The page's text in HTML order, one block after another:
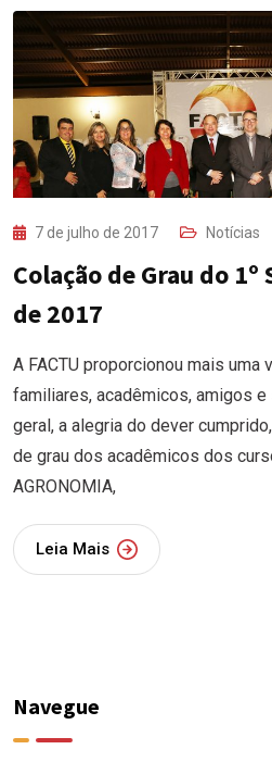
7 de julho de 2017 Notícias
Colação de Grau do
de 2017
A FACTU proporcionou mais uma
familiares, acadêmicos, amigos
geral, a alegria do dever
de grau dos acadêmicos dos
AGRONOMIA,
Leia Mais
Navegue